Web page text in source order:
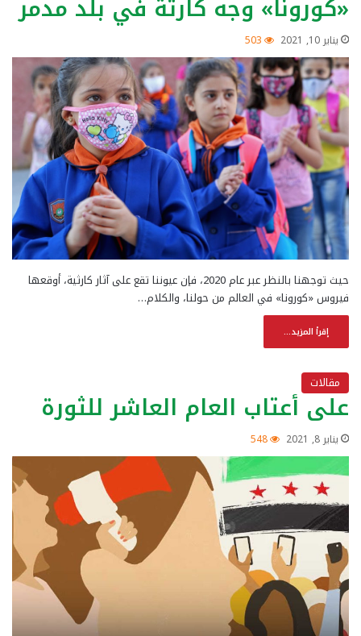
«كورونا» وجه كارثة في بلد مدمر
يناير 10, 2021 503
حيث توجهنا بالنظر عبر عام 2020، فإن عيوننا تقع على آثار كارثية، أوقعها
فيروس «كورونا» في العالم من حولنا، والكلام…
إقرأ المزيد...
مقالات
على أعتاب العام العاشر للثورة
يناير 8, 2021 548